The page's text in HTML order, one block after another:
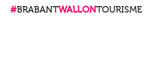
#BRABANTWALLONTOURISME